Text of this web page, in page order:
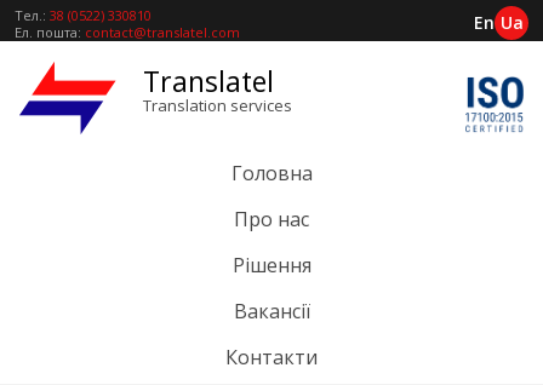
Тел.: 38 (0522) 330810
Ел. пошта: contact@translatel.com En Ua
Translatel
Translation services
Головна
Про нас
Рішення
Вакансії
Контакти